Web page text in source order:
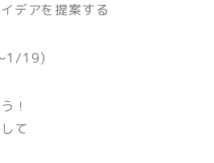
デアを提案する
1/19)
！
て